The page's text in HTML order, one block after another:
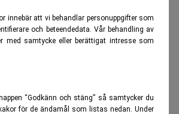
innebär att vi behandlar personuppgifter som
och beteendedata. Vår behandling av
med samtycke eller berättigat intresse som
“Godkänn och stäng” så samtycker du
för de ändamål som listas nedan. Under